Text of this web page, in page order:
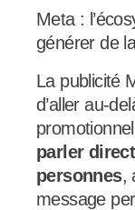
Meta :
générer de
La publicité
d’aller au-
parler
personnes,
message